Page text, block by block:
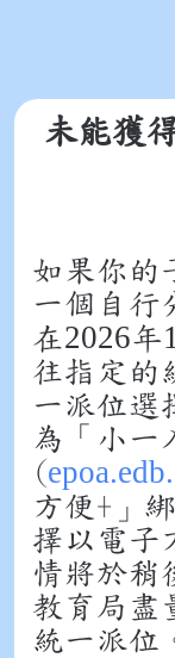
未能獲
如果你的
一個自行
在2026年
往指定的
一派位選
為「小一
(
方便+」
擇以電子
情將於稍
教育局盡
統一派位